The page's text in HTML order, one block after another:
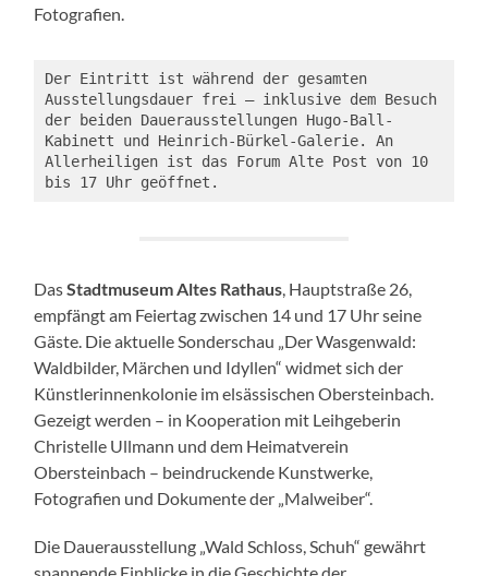
Fotografien.
Der Eintritt ist während der gesamten
Ausstellungsdauer frei – inklusive dem Besuch
der beiden Dauerausstellungen Hugo-Ball-
Kabinett und Heinrich-Bürkel-Galerie. An
Allerheiligen ist das Forum Alte Post von 10
bis 17 Uhr geöffnet.
DasStadtmuseum Altes Rathaus , Hauptstraße 26,
empfängt am Feiertag zwischen 14 und 17 Uhr seine
Gäste. Die aktuelle Sonderschau „Der Wasgenwald:
Waldbilder, Märchen und Idyllen“ widmet sich der
Künstlerinnenkolonie im elsässischen Obersteinbach.
Gezeigt werden – in Kooperation mit Leihgeberin
Christelle Ullmann und dem Heimatverein
Obersteinbach – beindruckende Kunstwerke,
Fotografien und Dokumente der „Malweiber“.
Die Dauerausstellung „Wald Schloss, Schuh“ gewährt
spannende Einblicke in die Geschichte der